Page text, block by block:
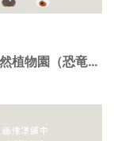
茶臼山自然植物園（恐竜園）（長野県長野市）